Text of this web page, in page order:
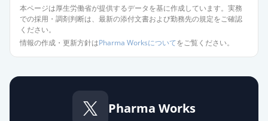
薬価 10.80 円
オロパタジン塩酸塩錠2.5mg「JG」
薬価 10.80 円
通常出荷
オロパタジン塩酸塩OD錠
2.5mg「フェルゼン」
本ページは厚生労働省が提供するデータを基に作成しています。実務
での採用・調剤判断は、最新の添付文書および勤務先の規定をご確認
ください。
情報の作成・更新方針はPharma Worksについてをご覧ください。
Pharma Works